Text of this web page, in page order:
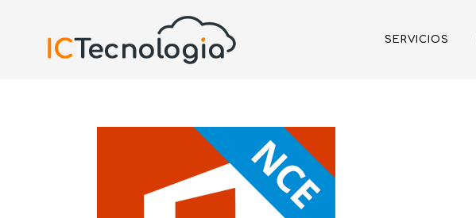
SERVICIOS